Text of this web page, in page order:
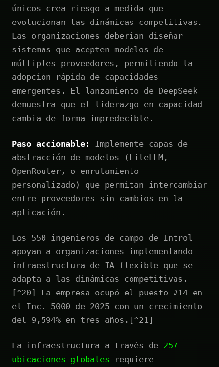
únicos crea riesgo a medida que
evolucionan las dinámicas competitivas.
Las organizaciones deberían diseñar
sistemas que acepten modelos de
múltiples proveedores, permitiendo la
adopción rápida de capacidades
emergentes. El lanzamiento de DeepSeek
demuestra que el liderazgo en capacidad
cambia de forma impredecible.
Paso accionable:
Implemente capas de
abstracción de modelos (LiteLLM,
OpenRouter, o enrutamiento
personalizado) que permitan intercambiar
entre proveedores sin cambios en la
aplicación.
Los 550 ingenieros de campo de Introl
apoyan a organizaciones implementando
infraestructura de IA flexible que se
adapta a las dinámicas competitivas.
[^20] La empresa ocupó el puesto #14 en
el Inc. 5000 de 2025 con un crecimiento
del 9,594% en tres años.[^21]
La infraestructura a través de 257
ubicaciones globales requiere